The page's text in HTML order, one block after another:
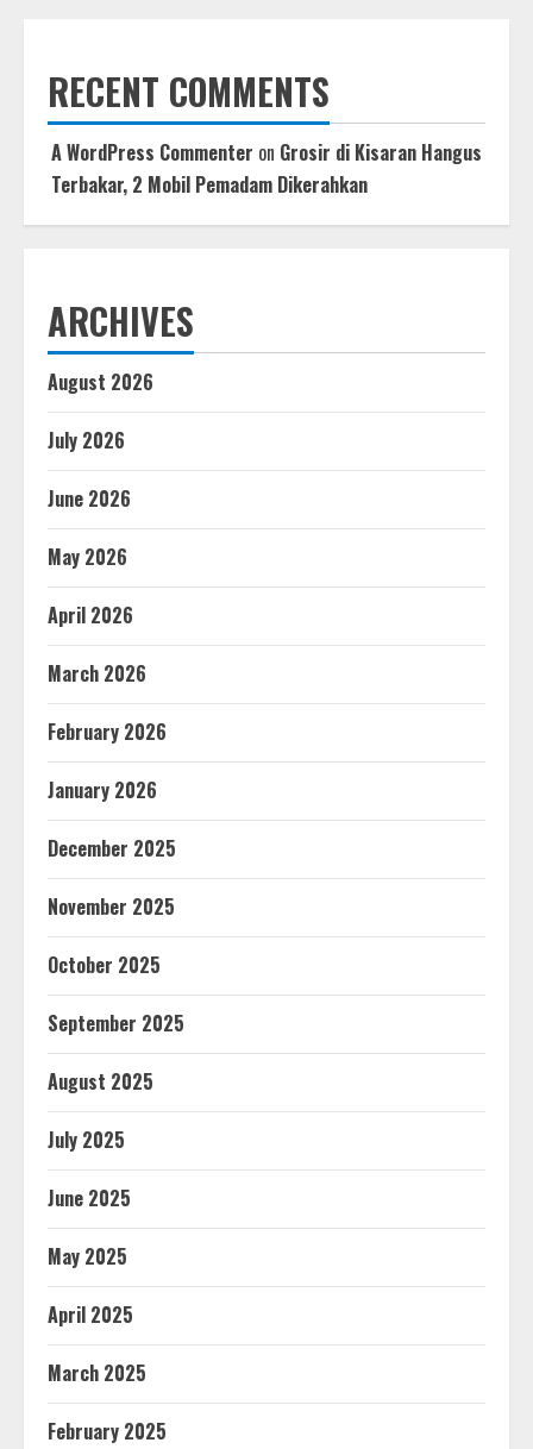
RECENT COMMENTS
A WordPress Commenter on Grosir di Kisaran Hangus
Terbakar, 2 Mobil Pemadam Dikerahkan
ARCHIVES
August 2026
July 2026
June 2026
May 2026
April 2026
March 2026
February 2026
January 2026
December 2025
November 2025
October 2025
September 2025
August 2025
July 2025
June 2025
May 2025
April 2025
March 2025
February 2025